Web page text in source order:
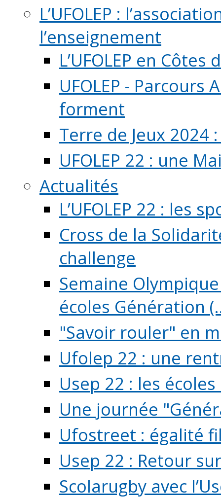
L’UFOLEP :
l’enseignement
L’UFOLEP en Côtes
UFOLEP -
forment
Terre de Jeux 2024
UFOLEP 22 : une
Actualités
L’UFOLEP 22 : les
Cross de la
challenge
Semaine
écoles Génération
"Savoir rouler" en
Ufolep 22 : une
Usep 22 : les
Une journée
Ufostreet : égalité
Usep 22 : Retour
Scolarugby avec